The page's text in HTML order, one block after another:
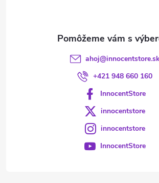
ahoj@
+421 948 660 160
InnocentStore
innocentstore
innocentstore
InnocentStore